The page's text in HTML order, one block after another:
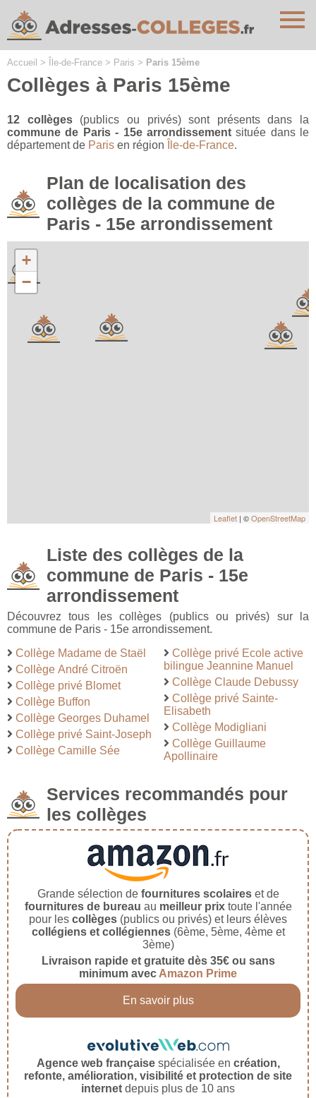
Accueil > Île-de-France > Paris > Paris 15ème
Collèges à Paris 15ème
12 collèges(publics ou privés) sont présents dans la
commune de Paris - 15e arrondissementsituée dans le
département de Paris en région Île-de-France.
Plan de localisation des
collèges de la commune de
Paris - 15e arrondissement
+
−
Leaflet | ©OpenStreetMap
Liste des collèges de la
commune de Paris - 15e
arrondissement
Découvrez tous les collèges (publics ou privés) sur la
commune de Paris - 15e arrondissement.
Collège Madame de Staël
Collège André Citroën
Collège privé Blomet
Collège Buffon
Collège Georges Duhamel
Collège privé Saint-Joseph
Collège Camille Sée
Collège privé Ecole active
bilingue Jeannine Manuel
Collège Claude Debussy
Collège privé Sainte-
Elisabeth
Collège Modigliani
Collège Guillaume
Apollinaire
Services recommandés pour
les collèges
Grande sélection de fournitures scolaireset de
fournitures de bureau au meilleur prixtoute l'année
pour les collèges (publics ou privés) et leurs élèves
collégiens et collégiennes(6ème, 5ème, 4ème et
3ème)
Livraison rapide et gratuite dès 35€ ou sans
minimum avec Amazon Prime
En savoir plus
Agence web françaisespécialisée en création,
refonte, amélioration, visibilité et protection de site
internet depuis plus de 10 ans